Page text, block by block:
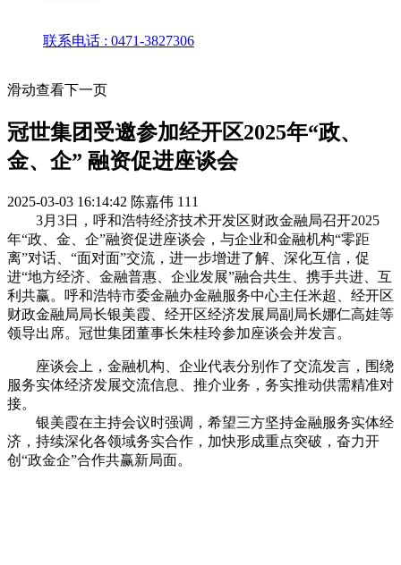
联系电话 : 0471-3827306
滑动查看下一页
冠世集团受邀参加经开区2025年“政、
金、企” 融资促进座谈会
2025-03-03 16:14:42 陈嘉伟 111
3月3日，呼和浩特经济技术开发区财政金融局召开2025
年“政、金、企”融资促进座谈会，与企业和金融机构“零距
离”对话、“面对面”交流，进一步增进了解、深化互信，促
进“地方经济、金融普惠、企业发展”融合共生、携手共进、互
利共赢。呼和浩特市委金融办金融服务中心主任米超、经开区
财政金融局局长银美霞、经开区经济发展局副局长娜仁高娃等
领导出席。冠世集团董事长朱桂玲参加座谈会并发言。
座谈会上，金融机构、企业代表分别作了交流发言，围绕
服务实体经济发展交流信息、推介业务，务实推动供需精准对
接。
银美霞在主持会议时强调，希望三方坚持金融服务实体经
济，持续深化各领域务实合作，加快形成重点突破，奋力开
创“政金企”合作共赢新局面。